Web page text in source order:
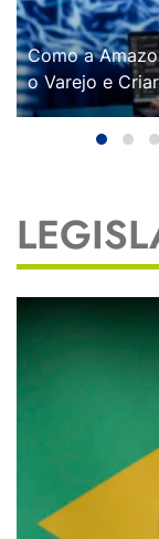
Como a
o Varejo e